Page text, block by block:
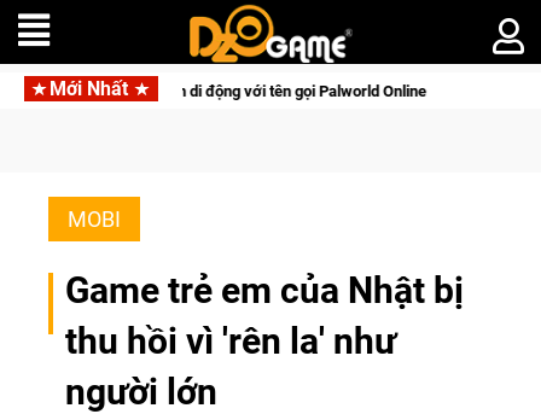
Mới Nhất
tồn lên di động với tên gọi Palworld Online
MOBI
Game trẻ em của Nhật bị
thu hồi vì 'rên la' như
người lớn